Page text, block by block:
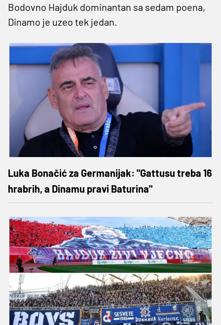
Bodovno Hajduk dominantan sa sedam poena,
Dinamo je uzeo tek jedan.
Luka Bonačić za Germanijak: "Gattusu treba 16
hrabrih, a Dinamu pravi Baturina"